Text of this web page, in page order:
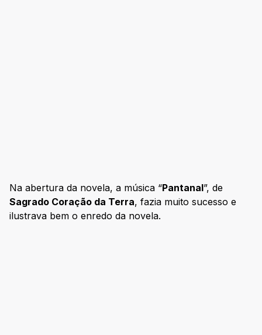
Na abertura da novela, a música “Pantanal”, de
Sagrado Coração da Terra, fazia muito sucesso e
ilustrava bem o enredo da novela.